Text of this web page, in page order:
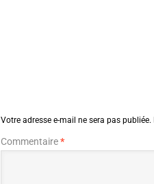
Votre adresse e-mail ne sera pas publiée.
Commentaire*